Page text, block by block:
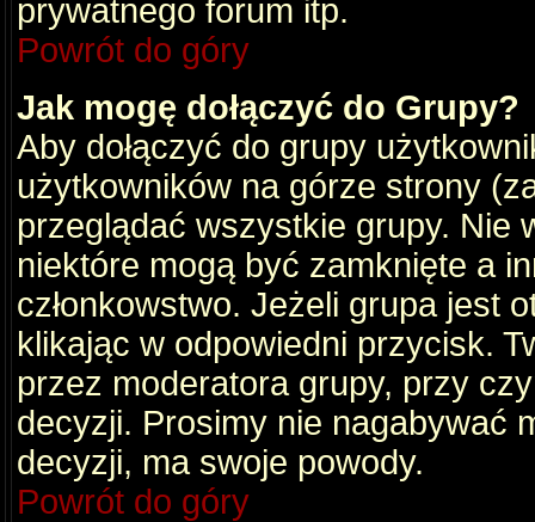
prywatnego forum itp.
Powrót do góry
Jak mogę dołączyć do Grupy?
Aby dołączyć do grupy
użytkowników na górze strony
przeglądać wszystkie grupy. Nie
niektóre mogą być zamknięte a
członkowstwo. Jeżeli grupa jest
klikając w odpowiedni przycisk.
przez moderatora grupy, przy
decyzji. Prosimy nie nagabywać
decyzji, ma swoje powody.
Powrót do góry